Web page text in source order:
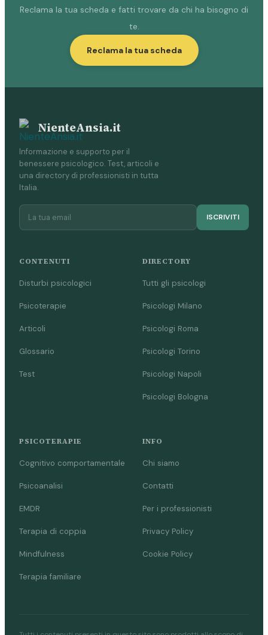
Reclama la tua scheda e fatti trovare da chi ha bisogno di
te.
Reclama la tua scheda
NienteAnsia.it
Informazione e supporto per il
benessere psicologico. Test, articoli e
una directory di professionisti in tutta
Italia.
ISCRIVITI
CONTENUTI
Disturbi psicologici
Psicoterapie
Articoli
Glossario
Test
DIRECTORY
Tutti gli psicologi
Psicologi Milano
Psicologi Roma
Psicologi Torino
Psicologi Napoli
Psicologi Bologna
PSICOTERAPIE
Cognitivo comportamentale
Psicoanalisi
EMDR
Terapia di coppia
Mindfulness
Terapia familiare
INFO
Chi siamo
Contatti
Per i professionisti
Privacy Policy
Cookie Policy